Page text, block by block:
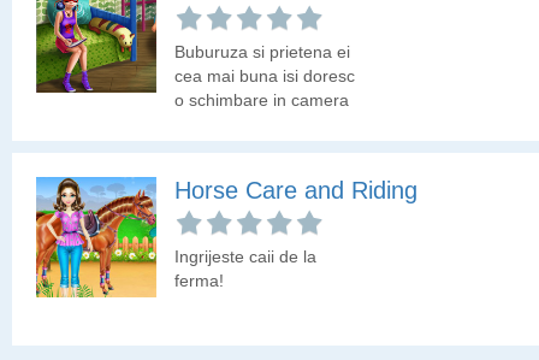
Buburuza si prietena ei
cea mai buna isi doresc
o schimbare in camera
Horse Care and Riding
Ingrijeste caii de la
ferma!